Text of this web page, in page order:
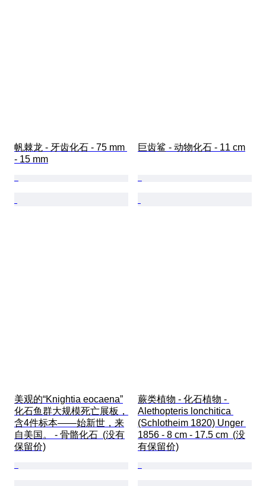
帆棘龙 - 牙齿化石 - 75 mm
- 15 mm
巨齿鲨 - 动物化石 - 11 cm
美观的“Knightia eocaena”
化石鱼群大规模死亡展板，
含4件标本——始新世，来
自美国。 - 骨骼化石  (没有
保留价)
蕨类植物 - 化石植物 -
Alethopteris lonchitica
(Schlotheim 1820) Unger
1856 - 8 cm - 17.5 cm  (没
有保留价)